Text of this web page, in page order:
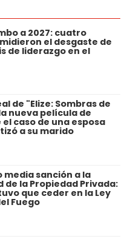
a 2027: cuatro
el desgaste de
de liderazgo en el
de "Elize: Sombras de
nueva película de
caso de una esposa
a su marido
media sanción a la
de la Propiedad Privada:
que ceder en la Ley
Fuego